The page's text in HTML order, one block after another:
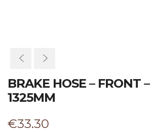
BRAKE HOSE – FRONT –
1325MM
€33.30